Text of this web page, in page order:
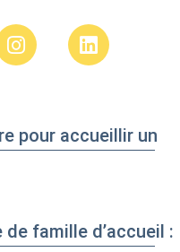
pour accueillir un
famille d’accueil :